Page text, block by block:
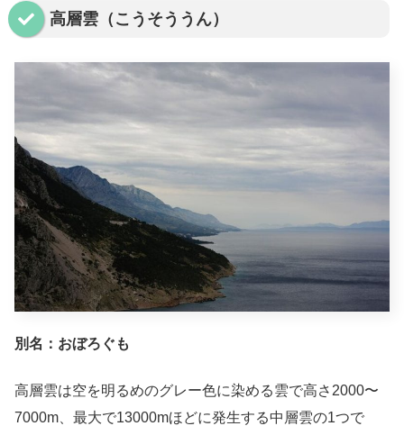
高層雲（こうそううん）
別名：おぼろぐも
高層雲は空を明るめのグレー色に染める雲で高さ2000〜
7000m、最大で13000mほどに発生する中層雲の1つで